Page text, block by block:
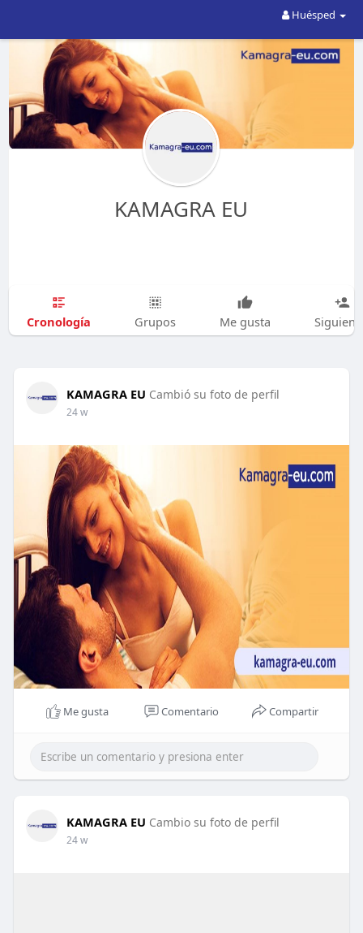
Huésped
KAMAGRA EU
Cronología Grupos Me gusta
KAMAGRA EU Cambió su foto de perfil
24 w
Me gusta Comentario Compartir
KAMAGRA EU Cambio su foto de perfil
24 w